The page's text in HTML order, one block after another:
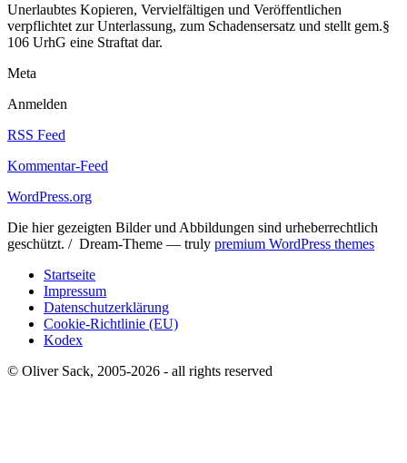
Unerlaubtes Kopieren, Vervielfältigen und Veröffentlichen
verpflichtet zur Unterlassung, zum Schadensersatz und stellt gem.§
106 UrhG eine Straftat dar.
Meta
Anmelden
RSS Feed
Kommentar-Feed
WordPress.org
Die hier gezeigten Bilder und Abbildungen sind urheberrechtlich
geschützt. / Dream-Theme — truly premium WordPress themes
Startseite
Impressum
Datenschutzerklärung
Cookie-Richtlinie (EU)
Kodex
© Oliver Sack, 2005-2026 - all rights reserved